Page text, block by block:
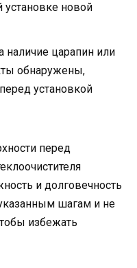
новой
наличие царапин или
обнаружены,
установкой
перед
и долговечность
шагам и не
избежать